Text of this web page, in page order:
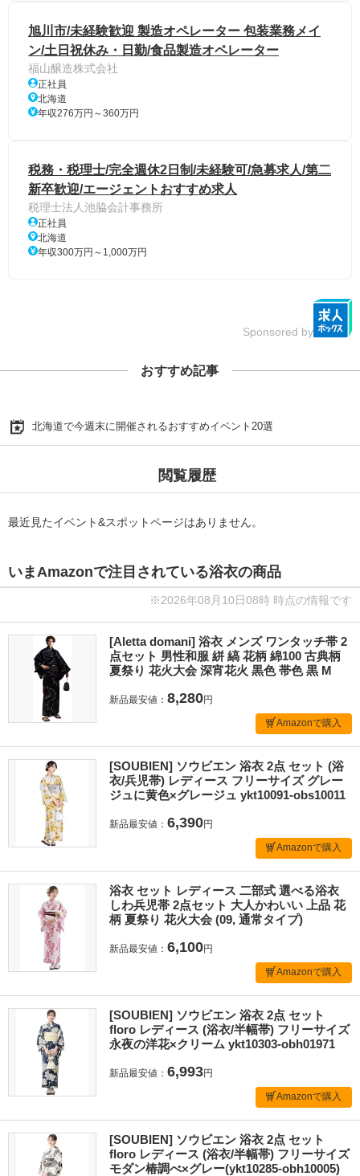
旭川市/未経験歓迎 製造オペレーター 包装業務メイ
ン/土日祝休み・日勤/食品製造オペレーター
福山醸造株式会社
正社員
北海道
年収276万円～360万円
税務・税理士/完全週休2日制/未経験可/急募求人/第二
新卒歓迎/エージェントおすすめ求人
税理士法人池脇会計事務所
正社員
北海道
年収300万円～1,000万円
Sponsored by
おすすめ記事
北海道で今週末に開催されるおすすめイベント20選
閲覧履歴
最近見たイベント&スポットページはありません。
いまAmazonで注目されている浴衣の商品
※2026年08月10日08時 時点の情報です
[Aletta domani] 浴衣 メンズ ワンタッチ帯 2
点セット 男性和服 絣 縞 花柄 綿100 古典柄
夏祭り 花火大会 深宵花火 黒色 帯色 黒 M
新品最安値： 8,280円
Amazonで購入
[SOUBIEN] ソウビエン 浴衣 2点 セット (浴
衣/兵児帯) レディース フリーサイズ グレー
ジュに黄色×グレージュ ykt10091-obs10011
新品最安値： 6,390円
Amazonで購入
浴衣 セット レディース 二部式 選べる浴衣
しわ兵児帯 2点セット 大人かわいい 上品 花
柄 夏祭り 花火大会 (09, 通常タイプ)
新品最安値： 6,100円
Amazonで購入
[SOUBIEN] ソウビエン 浴衣 2点 セット
floro レディース (浴衣/半幅帯) フリーサイズ
永夜の洋花×クリーム ykt10303-obh01971
新品最安値： 6,993円
Amazonで購入
[SOUBIEN] ソウビエン 浴衣 2点 セット
floro レディース (浴衣/半幅帯) フリーサイズ
モダン椿調べ×グレー(ykt10285-obh10005)